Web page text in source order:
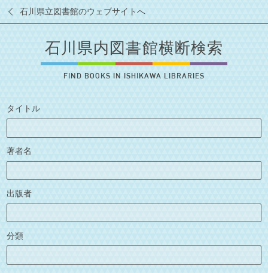
石川県立図書館のウェブサイトへ
石川県内図書館横断検索
FIND BOOKS IN ISHIKAWA LIBRARIES
タイトル
著者名
出版者
分類